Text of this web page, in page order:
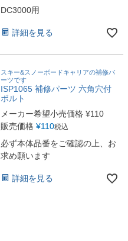
DC3000用
詳細を見る
スキー&スノーボードキャリアの補修パ
ーツです
ISP1065 補修パーツ 六角穴付
ボルト
メーカー希望小売価格 ¥110
販売価格 ¥110税込
必ず本体品番をご確認の上、お
求め願います
詳細を見る